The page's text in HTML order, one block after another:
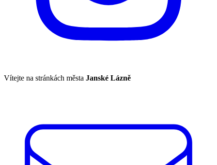
Vítejte na stránkách města Janské Lázně